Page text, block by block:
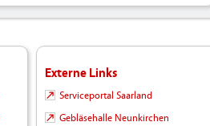
Externe Links
Serviceportal Saarland
Gebläsehalle Neunkirchen